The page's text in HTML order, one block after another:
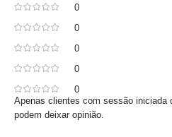
0
0
0
0
0
Apenas clientes com sessão iniciada
podem deixar opinião.